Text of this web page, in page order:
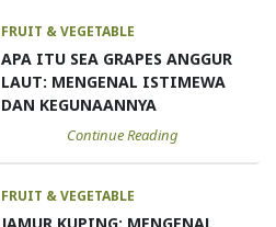
FRUIT & VEGETABLE
APA ITU SEA GRAPES ANGGUR
LAUT: MENGENAL ISTIMEWA
DAN KEGUNAANNYA
Continue Reading
FRUIT & VEGETABLE